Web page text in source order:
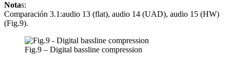
Notas:
Comparación 3.1:audio 13 (flat), audio 14 (UAD), audio 15 (HW)
(Fig.9).
Fig.9 – Digital bassline compression